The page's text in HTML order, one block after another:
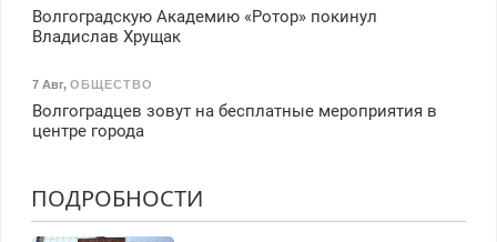
Волгоградскую Академию «Ротор» покинул
Владислав Хрущак
7 Авг, ОБЩЕСТВО
Волгоградцев зовут на бесплатные мероприятия в
центре города
ПОДРОБНОСТИ